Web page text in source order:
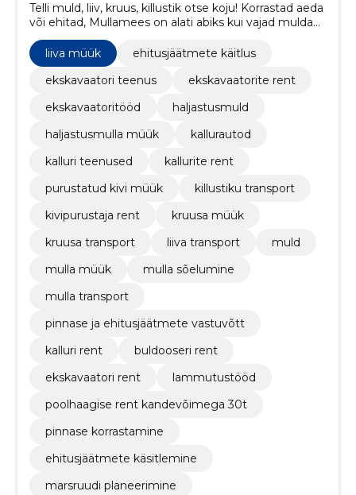
Telli muld, liiv, kruus, killustik otse koju! Korrastad aeda
või ehitad, Mullamees on alati abiks kui vajad mulda
või muud täitematerjali.
liiva müük
ehitusjäätmete käitlus
ekskavaatori teenus
ekskavaatorite rent
ekskavaatoritööd
haljastusmuld
haljastusmulla müük
kallurautod
kalluri teenused
kallurite rent
purustatud kivi müük
killustiku transport
kivipurustaja rent
kruusa müük
kruusa transport
liiva transport
muld
mulla müük
mulla sõelumine
mulla transport
pinnase ja ehitusjäätmete vastuvõtt
kalluri rent
buldooseri rent
ekskavaatori rent
lammutustööd
poolhaagise rent kandevõimega 30t
pinnase korrastamine
ehitusjäätmete käsitlemine
marsruudi planeerimine